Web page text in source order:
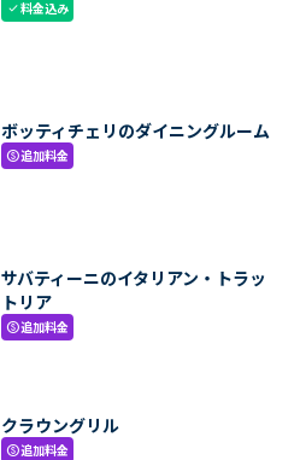
check料金込み
ボッティチェリのダイニングルーム
paid追加料金
サバティーニのイタリアン・トラッ
トリア
paid追加料金
クラウングリル
paid追加料金